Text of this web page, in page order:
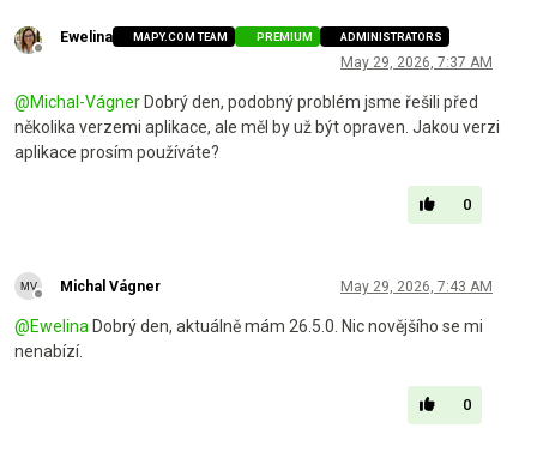
Offline
Ewelina MAPY.COM TEAM PREMIUM ADMINISTRATORS
May 29, 2026, 7:37 AM
@Michal-Vágner Dobrý den, podobný problém jsme řešili před
několika verzemi aplikace, ale měl by už být opraven. Jakou verzi
aplikace prosím používáte?
0
Offline
Michal Vágner May 29, 2026, 7:43 AM
@Ewelina Dobrý den, aktuálně mám 26.5.0. Nic novějšího se mi
nenabízí.
0